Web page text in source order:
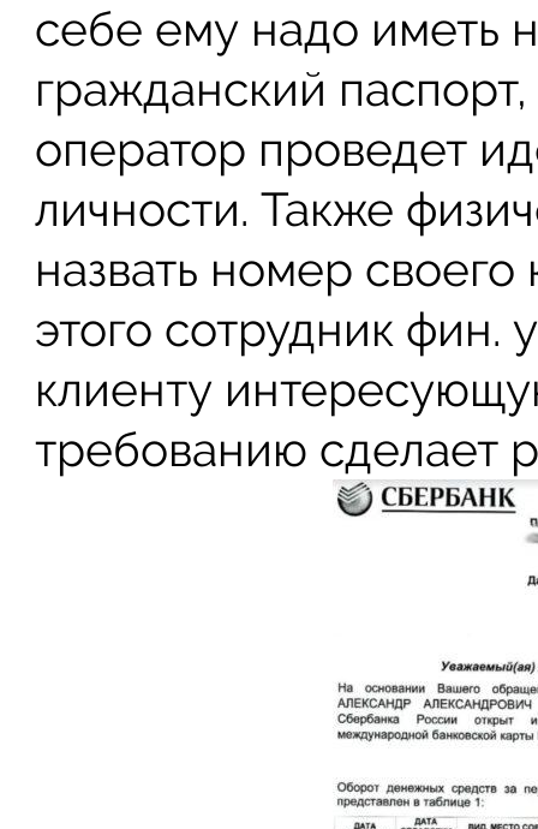
себе ему надо иметь
гражданский
оператор проведет
личности. Также
назвать номер своего
этого сотрудник
клиенту
требованию сделает